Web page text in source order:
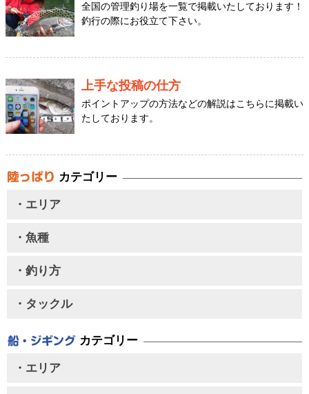
全国の管理釣り場を一覧で掲載いたしております！
釣行の際にお役立て下さい。
上手な投稿の仕方
ポイントアップの方法などの解説はこちらに掲載い
たしております。
カテゴリー
・エリア
・魚種
・釣り方
・タックル
カテゴリー
・エリア